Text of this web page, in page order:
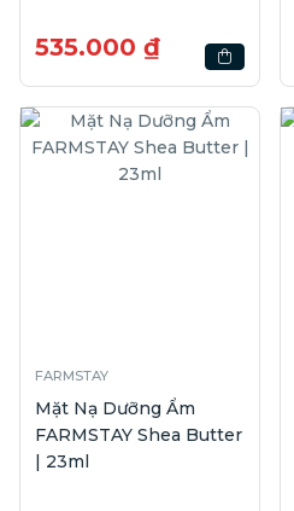
535.000 ₫
FARMSTAY
Mặt Nạ Dưỡng Ẩm
FARMSTAY Shea Butter
| 23ml